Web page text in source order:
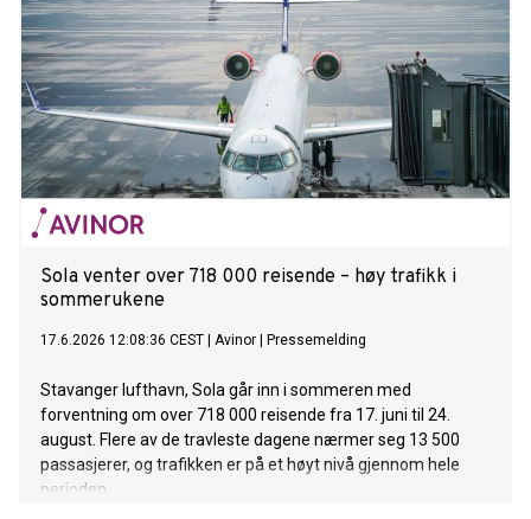
Sola venter over 718 000 reisende – høy trafikk i
sommerukene
17.6.2026 12:08:36 CEST Avinor Pressemelding
Stavanger lufthavn, Sola går inn i sommeren med
forventning om over 718 000 reisende fra 17. juni til 24.
august. Flere av de travleste dagene nærmer seg 13 500
passasjerer, og trafikken er på et høyt nivå gjennom hele
perioden.